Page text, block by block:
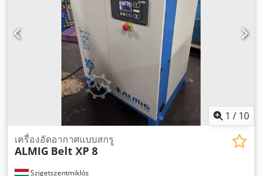
1 / 10
Szigetszentmiklós
เครื่องอัดอากาศแบบสกรู
ALMIG Belt XP 8